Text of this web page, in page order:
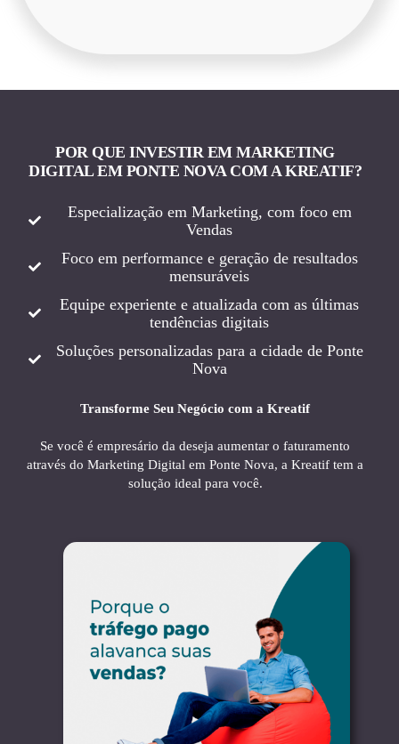
POR QUE INVESTIR EM MARKETING
DIGITAL EM PONTE NOVA COM A KREATIF?
Especialização em Marketing, com foco em
Vendas
Foco em performance e geração de resultados
mensuráveis
Equipe experiente e atualizada com as últimas
tendências digitais
Soluções personalizadas para a cidade de Ponte
Nova
Transforme Seu Negócio com a Kreatif
Se você é empresário da deseja aumentar o faturamento
através do Marketing Digital em Ponte Nova, a Kreatif tem a
solução ideal para você.